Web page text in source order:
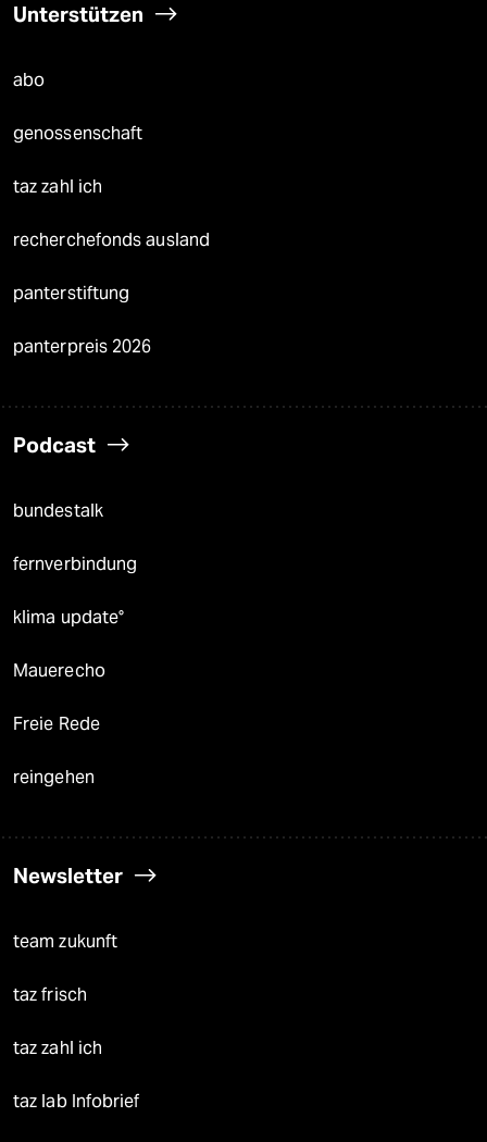
Unterstützen
abo
genossenschaft
taz zahl ich
recherchefonds ausland
panterstiftung
panterpreis 2026
Podcast
bundestalk
fernverbindung
klima update°
Mauerecho
Freie Rede
reingehen
Newsletter
team zukunft
taz frisch
taz zahl ich
taz lab Infobrief